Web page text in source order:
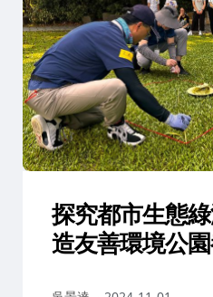
探究都市生態
造友善環境公